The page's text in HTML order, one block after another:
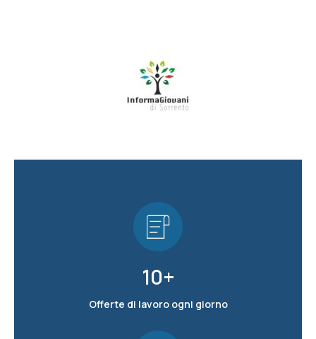
Offerte di lavoro ogni giorno
10+